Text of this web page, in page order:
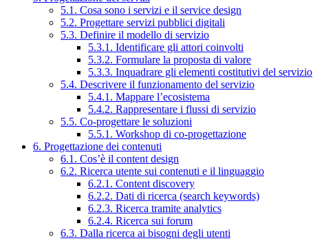
5.1. Cosa sono i servizi e il service design
5.2. Progettare servizi pubblici digitali
5.3. Definire il modello di servizio
5.3.1. Identificare gli attori coinvolti
5.3.2. Formulare la proposta di valore
5.3.3. Inquadrare gli elementi costitutivi del servizio
5.4. Descrivere il funzionamento del servizio
5.4.1. Mappare l’ecosistema
5.4.2. Rappresentare i flussi di servizio
5.5. Co-progettare le soluzioni
5.5.1. Workshop di co-progettazione
6. Progettazione dei contenuti
6.1. Cos’è il content design
6.2. Ricerca utente sui contenuti e il linguaggio
6.2.1. Content discovery
6.2.2. Dati di ricerca (search keywords)
6.2.3. Ricerca tramite analytics
6.2.4. Ricerca sui forum
6.3. Dalla ricerca ai bisogni degli utenti